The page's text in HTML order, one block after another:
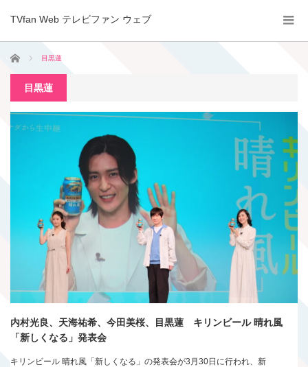
TVfan Web テレビファン ウェブ
ホーム 目黒蓮
目黒蓮
内村光良、天海祐希、今田美桜、目黒蓮 キリンビール 晴れ風
「新しくなる」発表会
キリンビール 晴れ風「新しくなる」の発表会が3月30日に行われ、新